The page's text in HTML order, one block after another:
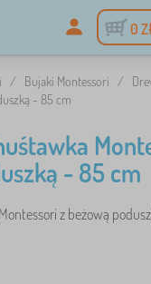
0
/ Bujaki Montessori /
- 85 cm
- 85 cm
z beżową